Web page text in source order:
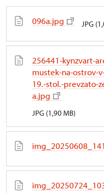
096a.jpg JPG
256441-kynzvart-
mustek-na-ostrov-
19.-stol.-prevzato-
a.jpg
JPG (1,90 MB)